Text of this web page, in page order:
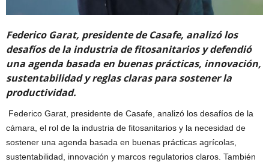
Federico Garat, presidente de Casafe, analizó los
desafíos de la industria de fitosanitarios y defendió
una agenda basada en buenas prácticas, innovación,
sustentabilidad y reglas claras para sostener la
productividad.
Federico Garat, presidente de Casafe, analizó los desafíos de la
cámara, el rol de la industria de fitosanitarios y la necesidad de
sostener una agenda basada en buenas prácticas agrícolas,
sustentabilidad, innovación y marcos regulatorios claros. También